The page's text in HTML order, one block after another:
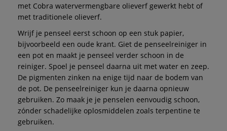
met Cobra watervermengbare olieverf gewerkt hebt of
met traditionele olieverf.
Wrijf je penseel eerst schoon op een stuk papier,
bijvoorbeeld een oude krant. Giet de penseelreiniger in
een pot en maakt je penseel verder schoon in de
reiniger. Spoel je penseel daarna uit met water en zeep.
De pigmenten zinken na enige tijd naar de bodem van
de pot. De penseelreiniger kun je daarna opnieuw
gebruiken. Zo maak je je penselen eenvoudig schoon,
zónder schadelijke oplosmiddelen zoals terpentine te
gebruiken.